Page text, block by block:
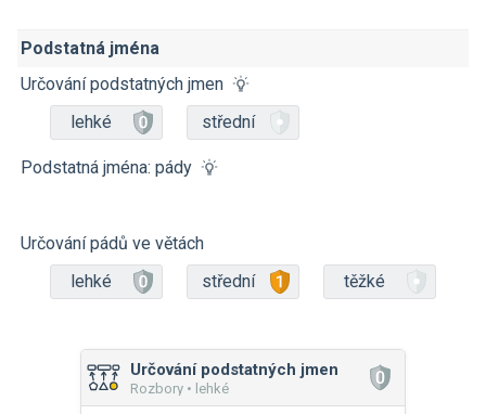
Podstatná jména
Určování podstatných jmen
lehké
střední
Podstatná jména: pády
Určování pádů ve větách
lehké
střední těžké
Určování podstatných jmen
Rozbory • lehké